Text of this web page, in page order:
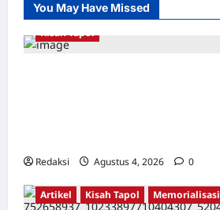
You May Have Missed
Kisah Tapol
Redaksi Agustus 4, 2026 0
Artikel Kisah Tapol Memorialisasi